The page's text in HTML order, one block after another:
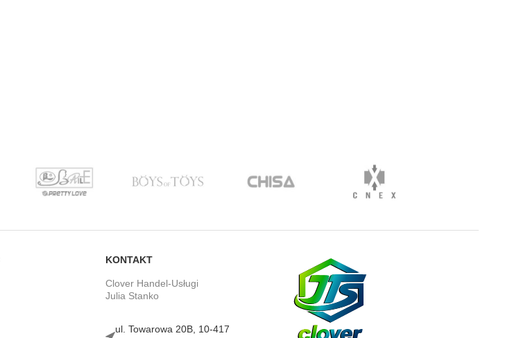
KONTAKT
Clover Handel-Usługi
Julia Stanko
ul. Towarowa 20B, 10-417